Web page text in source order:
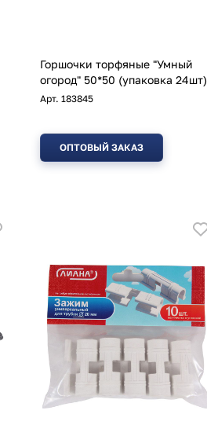
Горшочки торфяные "Умный
огород" 50*50 (упаковка 24шт)
Арт. 183845
ОПТОВЫЙ ЗАКАЗ